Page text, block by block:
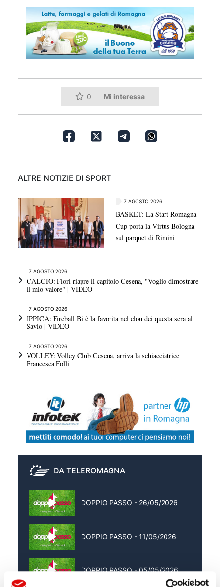
0 Mi interessa
ALTRE NOTIZIE DI SPORT
7 AGOSTO 2026
BASKET: La Start Romagna
Cup porta la Virtus Bologna
sul parquet di Rimini
7 AGOSTO 2026
CALCIO: Fiori riapre il capitolo Cesena, "Voglio dimostrare
il mio valore" | VIDEO
7 AGOSTO 2026
IPPICA: Fireball Bi è la favorita nel clou dei questa sera al
Savio | VIDEO
7 AGOSTO 2026
VOLLEY: Volley Club Cesena, arriva la schiacciatrice
Francesca Folli
DA TELEROMAGNA
DOPPIO PASSO - 26/05/2026
DOPPIO PASSO - 11/05/2026
DOPPIO PASSO - 05/05/2026